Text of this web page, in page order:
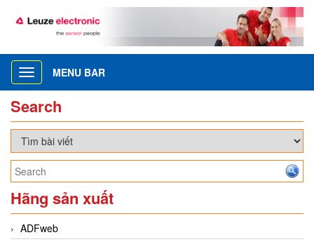
Toggle
navigation
MENU BAR
Search
Hãng sản xuất
ADFweb